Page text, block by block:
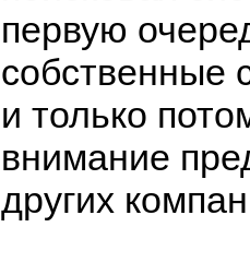
первую
собственные
и только
внимание
других